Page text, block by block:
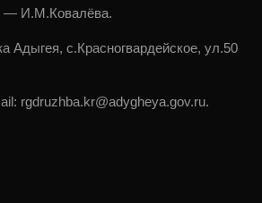
— И.М.Ковалёва.
Адыгея, с.Красногвардейское, ул.50
rgdruzhba.kr@adygheya.gov.ru.